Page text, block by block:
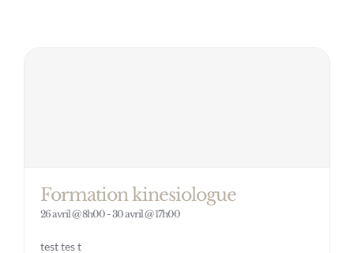
Formation kinesiologue
26 avril @ 8h00-30 avril @ 17h00
test tes t